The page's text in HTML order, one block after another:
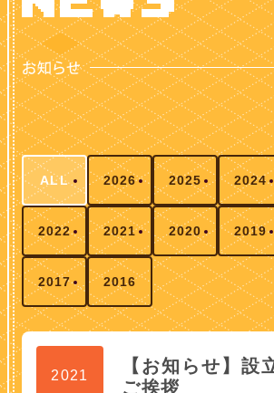
ALL 2026 2025 2024
2022 2021 2020 2019
2017 2016
2021
【お知らせ】設
ご挨拶